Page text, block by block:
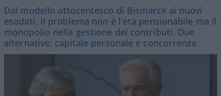
Dal modello ottocentesco di Bismarck ai nuovi
esodati, il problema non è l'età pensionabile ma il
monopolio nella gestione dei contributi. Due
alternative: capitale personale e concorrenza